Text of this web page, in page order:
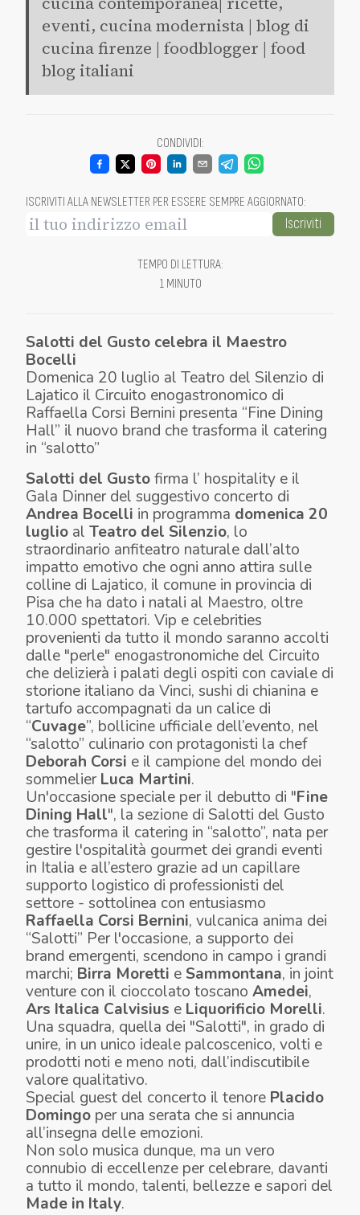
eventi, cucina modernista | blog di
cucina firenze | foodblogger | food
blog italiani
CONDIVIDI:
ISCRIVITI ALLA NEWSLETTER PER ESSERE SEMPRE AGGIORNATO:
Iscriviti
TEMPO DI LETTURA:
1 MINUTO
Salotti del Gusto celebra il Maestro
Bocelli
Domenica 20 luglio al Teatro del Silenzio di
Lajatico il Circuito enogastronomico di
Raffaella Corsi Bernini presenta “Fine Dining
Hall” il nuovo brand che trasforma il catering
in “salotto”
Salotti del Gustofirma l’ hospitality e il
Gala Dinner del suggestivo concerto di
Andrea Bocelli in programma domenica 20
luglio al Teatro del Silenzio, lo
straordinario anfiteatro naturale dall’alto
impatto emotivo che ogni anno attira sulle
colline di Lajatico, il comune in provincia di
Pisa che ha dato i natali al Maestro, oltre
10.000 spettatori. Vip e celebrities
provenienti da tutto il mondo saranno accolti
dalle "perle" enogastronomiche del Circuito
che delizierà i palati degli ospiti con caviale di
storione italiano da Vinci, sushi di chianina e
tartufo accompagnati da un calice di
“Cuvage”, bollicine ufficiale dell’evento, nel
“salotto” culinario con protagonisti la chef
Deborah Corsi e il campione del mondo dei
sommelierLuca Martini.
Un'occasione speciale per il debutto di "Fine
Dining Hall", la sezione di Salotti del Gusto
che trasforma il catering in “salotto”, nata per
gestire l'ospitalità gourmet dei grandi eventi
in Italia e all’estero grazie ad un capillare
supporto logistico di professionisti del
settore - sottolinea con entusiasmo
Raffaella Corsi Bernini, vulcanica anima dei
“Salotti” Per l'occasione, a supporto dei
brand emergenti, scendono in campo i grandi
marchi; Birra Moretti e Sammontana, in joint
venture con il cioccolato toscano Amedei,
Ars Italica Calvisius e Liquorificio Morelli.
Una squadra, quella dei "Salotti", in grado di
unire, in un unico ideale palcoscenico, volti e
prodotti noti e meno noti, dall’indiscutibile
valore qualitativo.
Special guest del concerto il tenore Placido
Domingo per una serata che si annuncia
all’insegna delle emozioni.
Non solo musica dunque, ma un vero
connubio di eccellenze per celebrare, davanti
a tutto il mondo, talenti, bellezze e sapori del
Made in Italy.